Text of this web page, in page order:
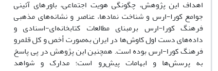
اهداف این پژوهش، چگونگی هویت اجتماعی، باورهای آئینی
جوامع کورا-ارس و شناخت نمادها، عناصر و نشانه‌های مذهبی
فرهنگ کورا-ارس برمبنای مطالعات کتابخانه‌ای-اسنادی و
داده‌های دست اول کاوش‌ها در ایران به‌صورت أخص و کل قلمرو
فرهنگ کورا-ارس بوده است. همچنین این پژوهش در پی پاسخ
به پرسش‌ها و ابهامات پیشِ‌رو است؛ مدارک و شواهد